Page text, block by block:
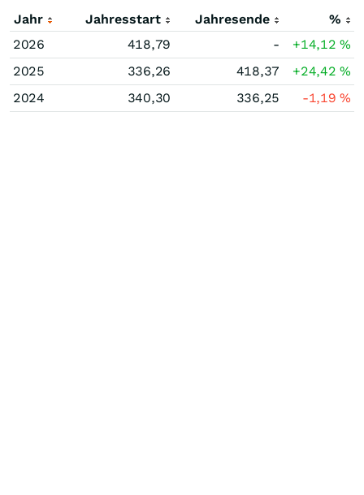
Jahr Jahresstart Jahresende
%
2026
418,79 - +14,12%
2025
336,26 418,37 +24,42%
2024
340,30 336,25 -1,19%